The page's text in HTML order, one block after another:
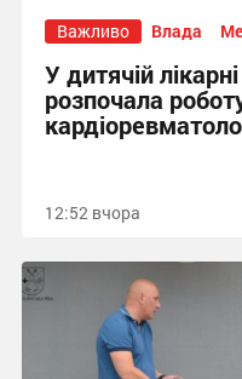
Важливо Влада
У дитячій
розпочала
12:52 вчора